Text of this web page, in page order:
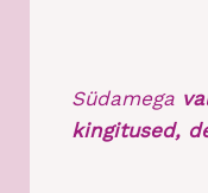
Südamega
kingitused,